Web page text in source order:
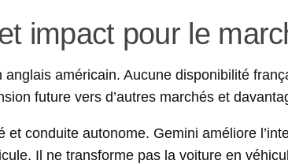
impact pour le
américain. Aucune disponibilité
future vers d’autres marchés et
conduite autonome. Gemini améliore
Il ne transforme pas la voiture en